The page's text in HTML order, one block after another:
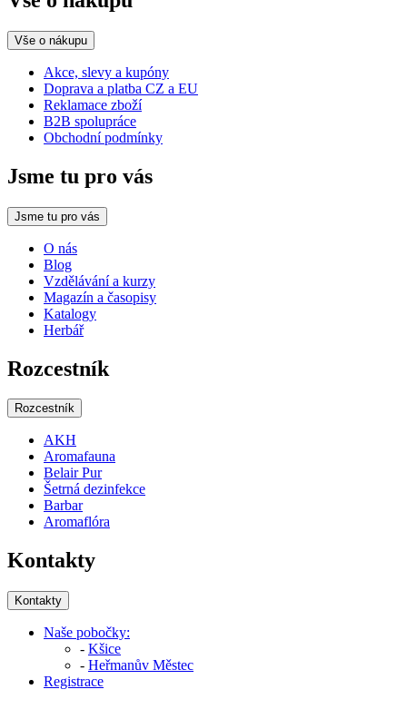
Vše o nákupu
Akce, slevy a kupóny
Doprava a platba CZ a EU
Reklamace zboží
B2B spolupráce
Obchodní podmínky
Jsme tu pro vás
Jsme tu pro vás
O nás
Blog
Vzdělávání a kurzy
Magazín a časopisy
Katalogy
Herbář
Rozcestník
Rozcestník
AKH
Aromafauna
Belair Pur
Šetrná dezinfekce
Barbar
Aromaflóra
Kontakty
Kontakty
Naše pobočky:
- Kšice
- Heřmanův Městec
Registrace